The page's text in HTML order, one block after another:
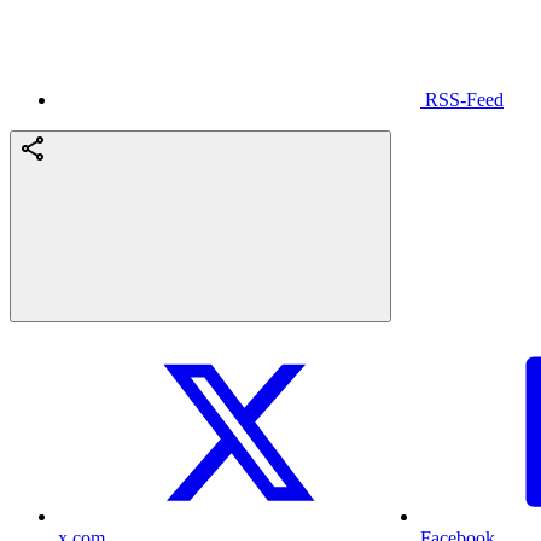
RSS-Feed